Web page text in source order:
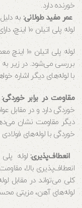
خورنده دارد.
عمر مفید طولانی:به
لوله پلی اتیلن 10 اینچ، دارای عمر مفید طولانی است.
لوله پلی
بررسی می‌شود. در زیر به
با لوله‌های دیگر اشاره
مقاومت در برابر خوردگی:
خوردگی دارد و در مقابل
دیگر مقاومت نشان
خوردگی با لوله‌های
انعطاف‌پذیری:لوله
انعطاف‌پذیری بالا،
کلی می‌تواند در مقابل
لوله‌های آهن، مزیتی